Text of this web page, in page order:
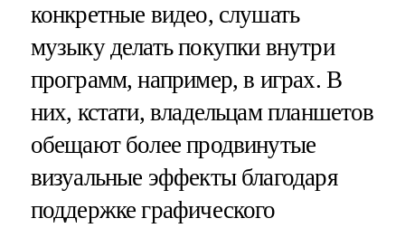
конкретные видео, слушать
музыку делать покупки внутри
программ, например, в играх. В
них, кстати, владельцам планшетов
обещают более продвинутые
визуальные эффекты благодаря
поддержке графического